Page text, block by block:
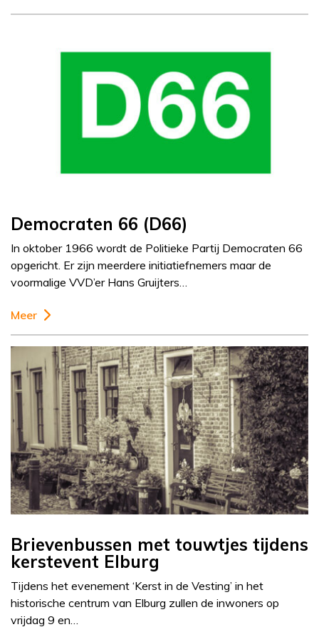
Democraten 66 (D66)
In oktober 1966 wordt de Politieke Partij Democraten 66
opgericht. Er zijn meerdere initiatiefnemers maar de
voormalige VVD’er Hans Gruijters…
Meer
Brievenbussen met touwtjes tijdens
kerstevent Elburg
Tijdens het evenement ‘Kerst in de Vesting’ in het
historische centrum van Elburg zullen de inwoners op
vrijdag 9 en…